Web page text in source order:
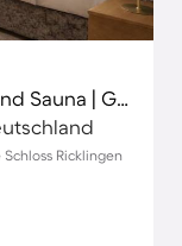
Aparthotel mit Garten, Terrasse und Sauna | Gartenblick | Perfekt für die Arbeit von Zuhause
Ricklingen